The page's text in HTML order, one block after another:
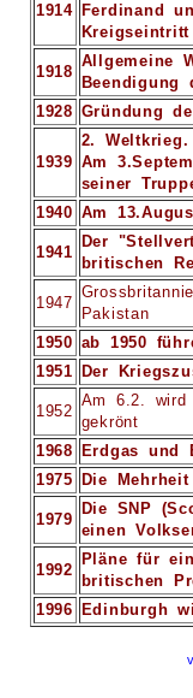
1914 Ferdinand
1918
Allgemeine
Beendigung
1928 Gründung
1939
2. Weltkrieg.
Am
seiner
1940 Am
1941
Der
britischen
1947
Pakistan
1950 ab 1950
1951
Der
1952
Am 6.2. wird
gekrönt
1968
Erdgas und
1975
Die
1979
Die SNP
einen
1992
Pläne für
britischen
1996
Edinburgh